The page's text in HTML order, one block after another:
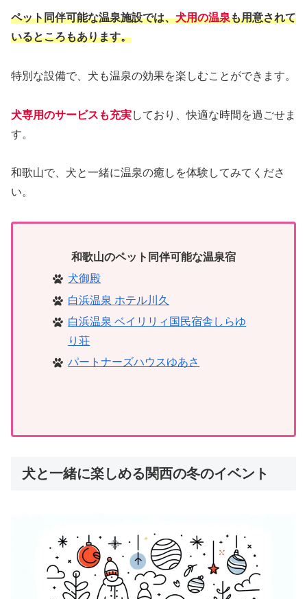
ペット同伴可能な温泉施設では、犬用の温泉も用意されて
いるところもあります。
特別な設備で、犬も温泉の効果を楽しむことができます。
犬専用のサービスも充実しており、快適な時間を過ごせま
す。
和歌山で、犬と一緒に温泉の癒しを体験してみてくださ
い。
和歌山のペット同伴可能な温泉宿
犬御殿
白浜温泉 ホテル川久
白浜温泉 ベイリリィ国民宿舎しらゆ
り荘
パートナーズハウスゆあさ
犬と一緒に楽しめる関西の冬のイベント